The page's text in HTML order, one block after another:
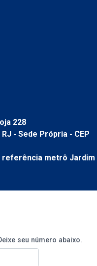
228
- Sede Própria - CEP
referência metrô Jardim
seu número abaixo.